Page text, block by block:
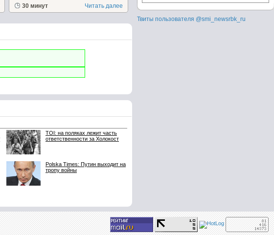
30 минут Читать далее
Твиты пользователя @smi_newsrbk_ru